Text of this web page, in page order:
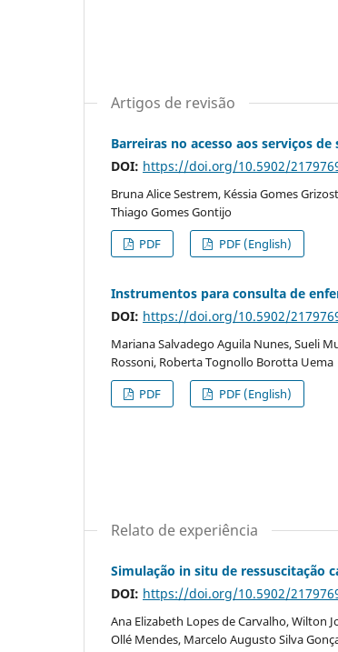
Artigos de revisão
Barreiras no acesso aos serviços
DOI: https://doi.org/10.5902/
Bruna Alice Sestrem, Késsia Gomes
Thiago Gomes Gontijo
PDF PDF (English)
Instrumentos para consulta de
DOI: https://doi.org/10.5902/
Mariana Salvadego Aguila Nunes, Sueli
Rossoni, Roberta Tognollo Borotta Uema
PDF PDF (English)
Relato de experiência
Simulação in situ de ressuscitação
DOI: https://doi.org/10.5902/
Ana Elizabeth Lopes de Carvalho, Wilton
Ollé Mendes, Marcelo Augusto Silva